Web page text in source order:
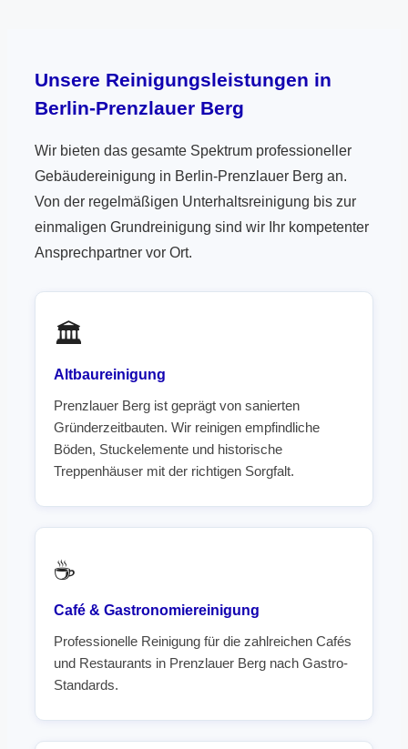
Unsere Reinigungsleistungen in
Berlin-Prenzlauer Berg
Wir bieten das gesamte Spektrum professioneller
Gebäudereinigung in Berlin-Prenzlauer Berg an.
Von der regelmäßigen Unterhaltsreinigung bis zur
einmaligen Grundreinigung sind wir Ihr kompetenter
Ansprechpartner vor Ort.
🏛️
Altbaureinigung
Prenzlauer Berg ist geprägt von sanierten
Gründerzeitbauten. Wir reinigen empfindliche
Böden, Stuckelemente und historische
Treppenhäuser mit der richtigen Sorgfalt.
☕
Café & Gastronomiereinigung
Professionelle Reinigung für die zahlreichen Cafés
und Restaurants in Prenzlauer Berg nach Gastro-
Standards.